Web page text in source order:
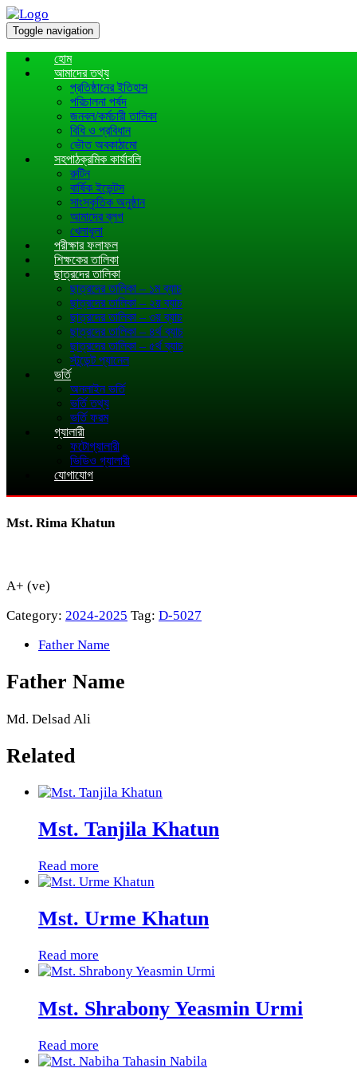
Toggle navigation
হোম
আমাদের তথ্য
প্রতিষ্ঠানের ইতিহাস
পরিচালনা পর্ষদ
জনবল/কর্মচারী তালিকা
বিধি ও প্রবিধান
ভৌত অবকাঠামো
সহপাঠক্রমিক কার্যাবলি
রুটিন
বার্ষিক ইভেন্টস
সাংস্কৃতিক অনুষ্ঠান
আমাদের ব্লগ
খেলাধূলা
পরীক্ষার ফলাফল
শিক্ষকের তালিকা
ছাত্রদের তালিকা
ছাত্রদের তালিকা – ১ম ব্যাচ
ছাত্রদের তালিকা – ২য় ব্যাচ
ছাত্রদের তালিকা – ৩য় ব্যাচ
ছাত্রদের তালিকা – ৪র্থ ব্যাচ
ছাত্রদের তালিকা – ৫র্থ ব্যাচ
স্টুডেন্ট প্যানেল
ভর্তি
অনলাইন ভর্তি
ভর্তি তথ্য
ভর্তি ফরম
গ্যালারী
ফটোগ্যালারী
ভিডিও গ্যালারী
যোগাযোগ
Mst. Rima Khatun
A+ (ve)
Category: 2024-2025 Tag: D-5027
Father Name
Father Name
Md. Delsad Ali
Related
Mst. Tanjila Khatun
Read more
Mst. Urme Khatun
Read more
Mst. Shrabony Yeasmin Urmi
Read more